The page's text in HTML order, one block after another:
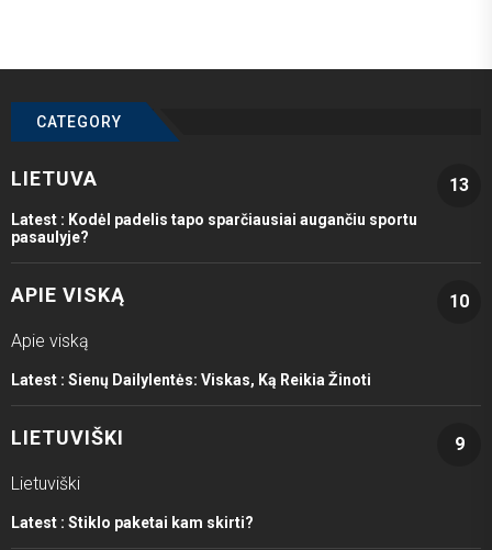
CATEGORY
LIETUVA 13
Latest : Kodėl padelis tapo sparčiausiai augančiu sportu
pasaulyje?
APIE VISKĄ
10
Apie viską
Latest : Sienų Dailylentės: Viskas, Ką Reikia Žinoti
LIETUVIŠKI
9
Lietuviški
Latest : Stiklo paketai kam skirti?